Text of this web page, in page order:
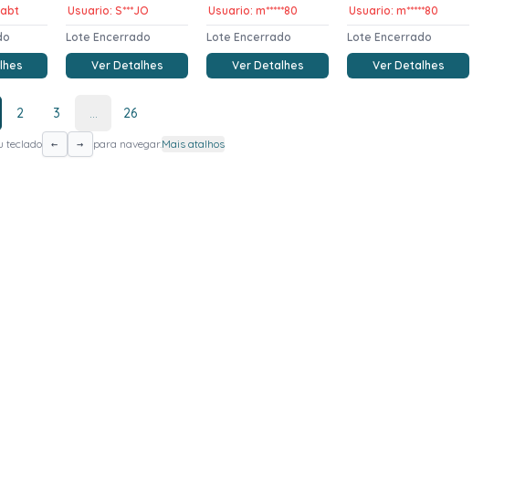
Usuario: S***JO
Lote Encerrado
Ver Detalhes
Usuario: m*****80
Lote Encerrado
Ver Detalhes
Usuario: m*****80
Lote Encerrado
Ver Detalhes
2 3 26
teclado ← → para navegar.Mais atalhos